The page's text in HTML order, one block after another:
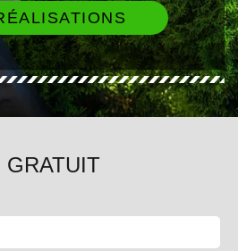
GRATUIT